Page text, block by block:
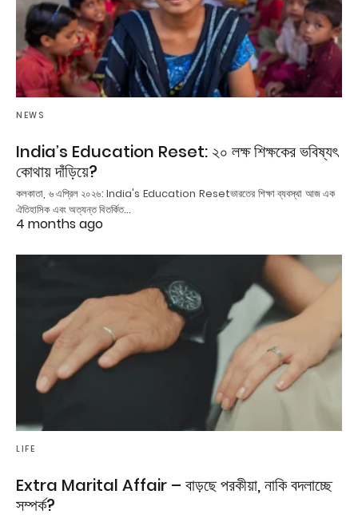
NEWS
India’s Education Reset: ২০ লক্ষ শিক্ষকের ভবিষ্যৎ
কোথায় দাঁড়িয়ে?
কলকাতা, ৬ এপ্রিল ২০২৬: India's Education Resetভারতের শিক্ষা ব্যবস্থা আজ এক
ঐতিহাসিক এবং অত্যন্ত বিতর্কিত…
4 months ago
LIFE
Extra Marital Affair – বাড়ছে পরকীয়া, নাকি বদলাচ্ছে
সম্পর্ক?